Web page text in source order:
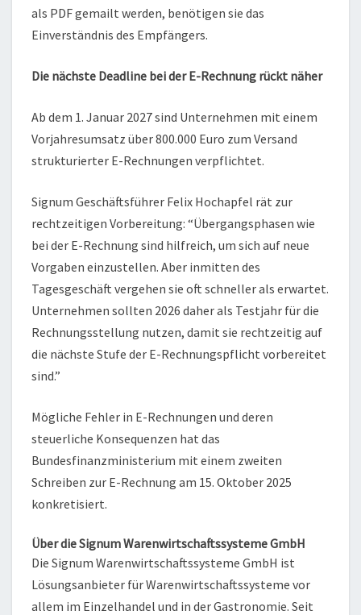
als PDF gemailt werden, benötigen sie das
Einverständnis des Empfängers.
Die nächste Deadline bei der E-Rechnung rückt näher
Ab dem 1. Januar 2027 sind Unternehmen mit einem
Vorjahresumsatz über 800.000 Euro zum Versand
strukturierter E-Rechnungen verpflichtet.
Signum Geschäftsführer Felix Hochapfel rät zur
rechtzeitigen Vorbereitung: “Übergangsphasen wie
bei der E-Rechnung sind hilfreich, um sich auf neue
Vorgaben einzustellen. Aber inmitten des
Tagesgeschäft vergehen sie oft schneller als erwartet.
Unternehmen sollten 2026 daher als Testjahr für die
Rechnungsstellung nutzen, damit sie rechtzeitig auf
die nächste Stufe der E-Rechnungspflicht vorbereitet
sind.”
Mögliche Fehler in E-Rechnungen und deren
steuerliche Konsequenzen hat das
Bundesfinanzministerium mit einem zweiten
Schreiben zur E-Rechnung am 15. Oktober 2025
konkretisiert.
Über die Signum Warenwirtschaftssysteme GmbH
Die Signum Warenwirtschaftssysteme GmbH ist
Lösungsanbieter für Warenwirtschaftssysteme vor
allem im Einzelhandel und in der Gastronomie. Seit